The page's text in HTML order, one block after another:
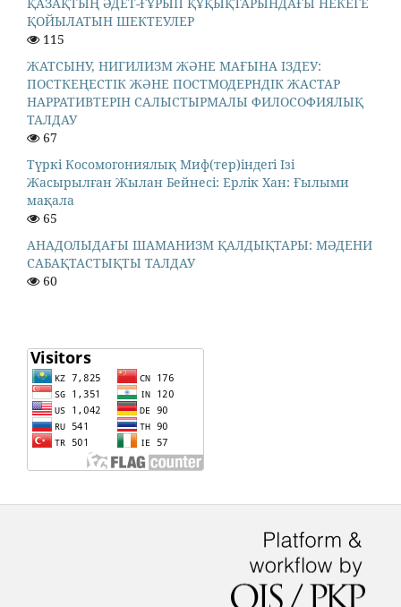
ҚОЙЫЛАТЫН ШЕКТЕУЛЕР
115
ЖАТСЫНУ, НИГИЛИЗМ ЖӘНЕ МАҒЫНА ІЗДЕУ:
ПОСТКЕҢЕСТІК ЖӘНЕ ПОСТМОДЕРНДІК ЖАСТАР
НАРРАТИВТЕРІН САЛЫСТЫРМАЛЫ ФИЛОСОФИЯЛЫҚ
ТАЛДАУ
67
Түркі Косомогониялық Миф(тер)індегі Ізі
Жасырылған Жылан Бейнесі: Ерлік Хан: Ғылыми
мақала
65
АНАДОЛЫДАҒЫ ШАМАНИЗМ ҚАЛДЫҚТАРЫ: МӘДЕНИ
САБАҚТАСТЫҚТЫ ТАЛДАУ
60